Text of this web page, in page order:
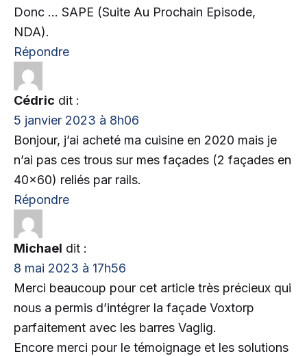
Donc … SAPE (Suite Au Prochain Episode,
NDA).
Répondre
Cédric dit :
5 janvier 2023 à 8h06
Bonjour, j’ai acheté ma cuisine en 2020 mais je
n’ai pas ces trous sur mes façades (2 façades en
40×60) reliés par rails.
Répondre
Michael dit :
8 mai 2023 à 17h56
Merci beaucoup pour cet article très précieux qui
nous a permis d’intégrer la façade Voxtorp
parfaitement avec les barres Vaglig.
Encore merci pour le témoignage et les solutions